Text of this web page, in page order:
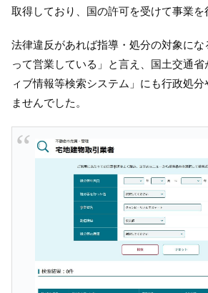
取得しており、国の許可を受けて事業を
法律違反があれば指導・処分の対象にな
って営業している」と言え、国土交通
ィブ情報等検索システム」にも行政処
ませんでした。